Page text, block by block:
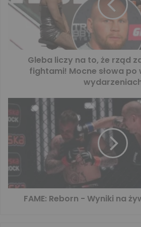
Gleba liczy na to, że rząd
fightami! Mocne słowa
FAME: Reborn - Wyniki na